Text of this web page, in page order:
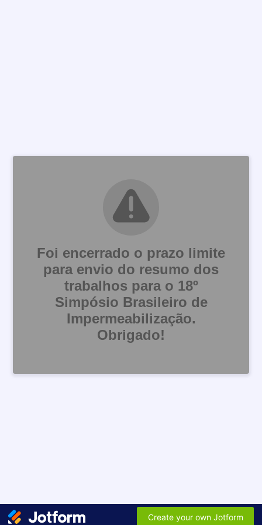
Foi encerrado o prazo limite
para envio do resumo dos
trabalhos para o 18º
Simpósio Brasileiro de
Impermeabilização.
Obrigado!
Create your own Jotform